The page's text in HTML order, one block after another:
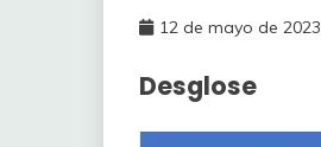
12 de mayo de 2023
Desglose